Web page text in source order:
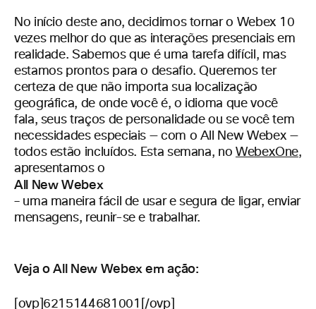
No início deste ano, decidimos tornar o Webex 10
vezes melhor do que as interações presenciais em
realidade. Sabemos que é uma tarefa difícil, mas
estamos prontos para o desafio. Queremos ter
certeza de que não importa sua localização
geográfica, de onde você é, o idioma que você
fala, seus traços de personalidade ou se você tem
necessidades especiais — com o All New Webex —
todos estão incluídos. Esta semana, no WebexOne,
apresentamos o
All New Webex
– uma maneira fácil de usar e segura de ligar, enviar
mensagens, reunir-se e trabalhar.
Veja o All New Webex em ação:
[ovp]6215144681001[/ovp]